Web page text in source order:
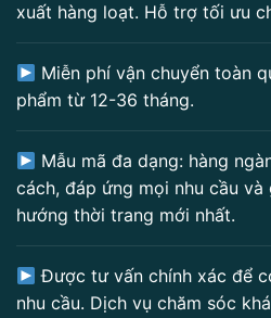
xuất hàng loạt. Hỗ trợ tối ưu
Miễn phí vận chuyển toàn
phẩm từ 12-36 tháng.
Mẫu mã đa dạng: hàng
cách, đáp ứng mọi nhu cầu
hướng thời trang mới nhất.
Được tư vấn chính xác để
nhu cầu. Dịch vụ chăm sóc